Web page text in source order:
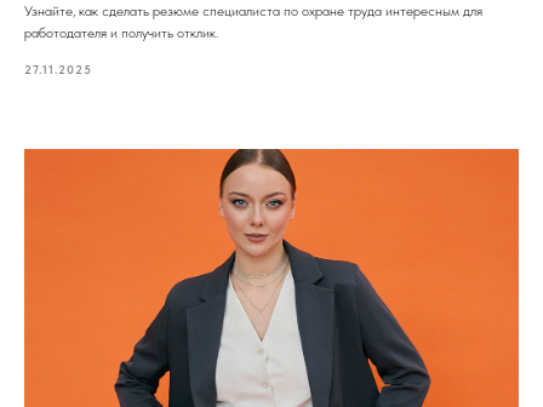
Узнайте, как сделать резюме специалиста по охране труда интересным для
работодателя и получить отклик.
27.11.2025